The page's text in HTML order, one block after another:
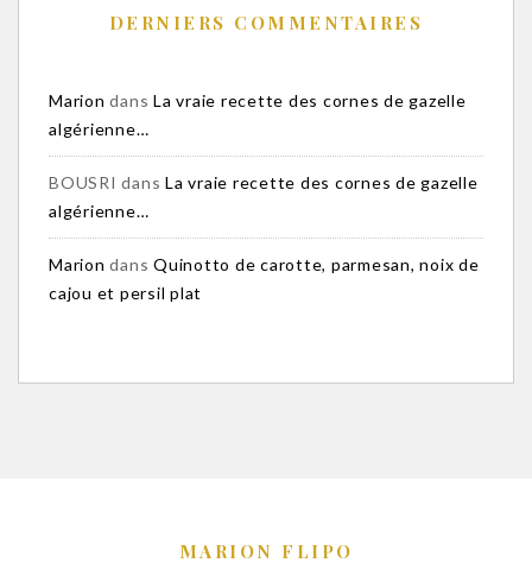
DERNIERS COMMENTAIRES
Marion dans La vraie recette des cornes de gazelle
algérienne…
BOUSRI dans La vraie recette des cornes de gazelle
algérienne…
Marion dans Quinotto de carotte, parmesan, noix de
cajou et persil plat
MARION FLIPO